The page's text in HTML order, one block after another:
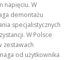
napięciu. W
demontażu
specjalistycznych
W Polsce
zestawach
od użytkownika